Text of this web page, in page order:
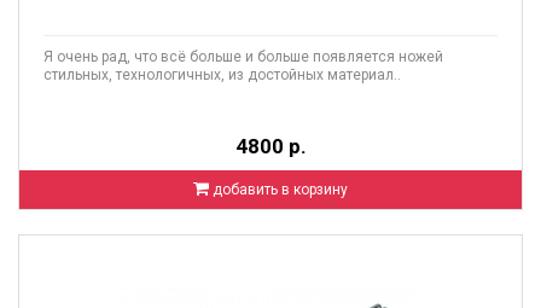
Я очень рад, что всё больше и больше появляется ножей
стильных, технологичных, из достойных материал..
4800 р.
добавить в корзину